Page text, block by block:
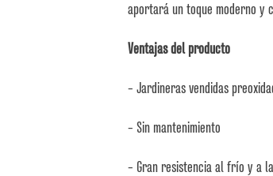
aportará un toque moderno y
Ventajas del producto
– Jardineras vendidas
– Sin mantenimiento
– Gran resistencia al frío y a